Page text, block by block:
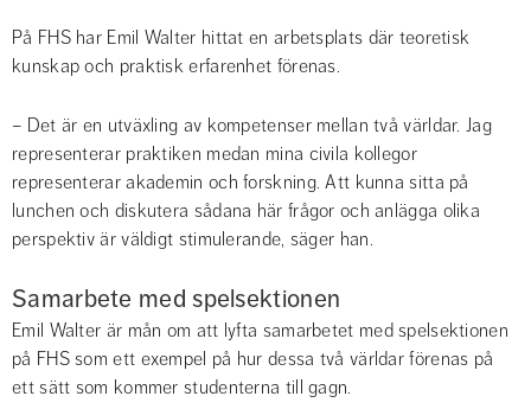
På FHS har Emil Walter hittat en arbetsplats där teoretisk
kunskap och praktisk erfarenhet förenas.
– Det är en utväxling av kompetenser mellan två världar. Jag
representerar praktiken medan mina civila kollegor
representerar akademin och forskning. Att kunna sitta på
lunchen och diskutera sådana här frågor och anlägga olika
perspektiv är väldigt stimulerande, säger han.
Samarbete med spelsektionen
Emil Walter är mån om att lyfta samarbetet med spelsektionen
på FHS som ett exempel på hur dessa två världar förenas på
ett sätt som kommer studenterna till gagn.